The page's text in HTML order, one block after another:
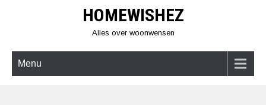
HOMEWISHEZ
Alles over woonwensen
Menu